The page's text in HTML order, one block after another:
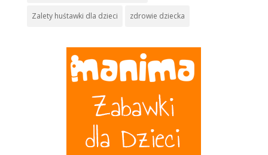
Zalety huśtawki dla dzieci zdrowie dziecka